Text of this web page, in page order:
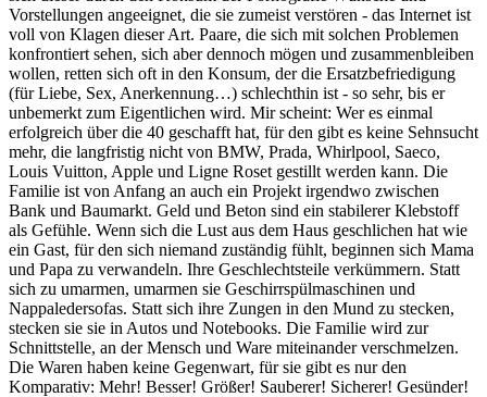
Vorstellungen angeeignet, die sie zumeist verstören - das Internet ist
voll von Klagen dieser Art. Paare, die sich mit solchen Problemen
konfrontiert sehen, sich aber dennoch mögen und zusammenbleiben
wollen, retten sich oft in den Konsum, der die Ersatzbefriedigung
(für Liebe, Sex, Anerkennung…) schlechthin ist - so sehr, bis er
unbemerkt zum Eigentlichen wird. Mir scheint: Wer es einmal
erfolgreich über die 40 geschafft hat, für den gibt es keine Sehnsucht
mehr, die langfristig nicht von BMW, Prada, Whirlpool, Saeco,
Louis Vuitton, Apple und Ligne Roset gestillt werden kann. Die
Familie ist von Anfang an auch ein Projekt irgendwo zwischen
Bank und Baumarkt. Geld und Beton sind ein stabilerer Klebstoff
als Gefühle. Wenn sich die Lust aus dem Haus geschlichen hat wie
ein Gast, für den sich niemand zuständig fühlt, beginnen sich Mama
und Papa zu verwandeln. Ihre Geschlechtsteile verkümmern. Statt
sich zu umarmen, umarmen sie Geschirrspülmaschinen und
Nappaledersofas. Statt sich ihre Zungen in den Mund zu stecken,
stecken sie sie in Autos und Notebooks. Die Familie wird zur
Schnittstelle, an der Mensch und Ware miteinander verschmelzen.
Die Waren haben keine Gegenwart, für sie gibt es nur den
Komparativ: Mehr! Besser! Größer! Sauberer! Sicherer! Gesünder!